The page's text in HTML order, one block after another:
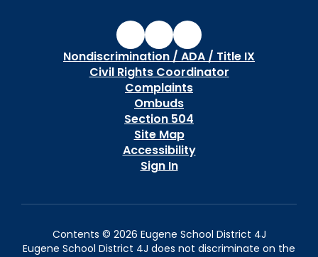
Nondiscrimination / ADA / Title IX
Civil Rights Coordinator
Complaints
Ombuds
Section 504
Site Map
Accessibility
Sign In
Contents © 2026 Eugene School District 4J
Eugene School District 4J does not discriminate on the